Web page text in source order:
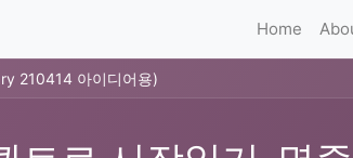
Home
210414 아이디어용)